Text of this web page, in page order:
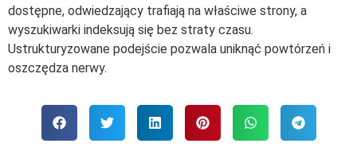
dostępne, odwiedzający trafiają na właściwe strony, a
wyszukiwarki indeksują się bez straty czasu.
Ustrukturyzowane podejście pozwala uniknąć powtórzeń i
oszczędza nerwy.